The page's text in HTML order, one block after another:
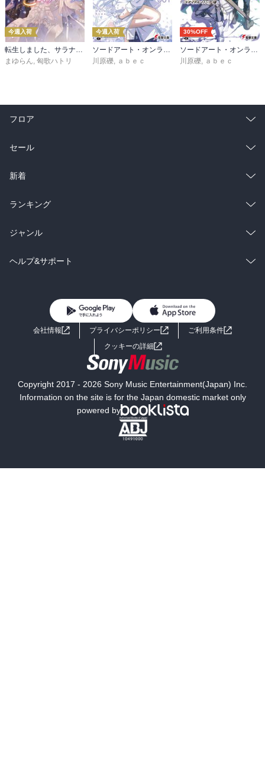
今週入荷
まゆらん 匈歌ハトリ
今週入荷
川原礫
ａｂｅｃ
30%OFF
川原礫
ａｂｅｃ
フロア
総合
ラノベ
雑誌・グラビア
BL・TL
セール
総合
ラノベ
雑誌・グラビア
BL・TL
新着
総合
ラノベ
雑誌・グラビア
ランキング
総合
ラノベ
ジャンル
コミック
ライトノベル 男子向けラノベ
小説
海外小説
ミステリー SF
文学
ヘルプ&サポート
よくあるご質問 お問い合わせ
会社情報 プライバシーポリシー
ご利用条件
クッキーの詳細
Copyright 2017 - 2026 Sony Music Entertainment(Japan) Inc.
Information on the site is for the Japan domestic market only
powered by